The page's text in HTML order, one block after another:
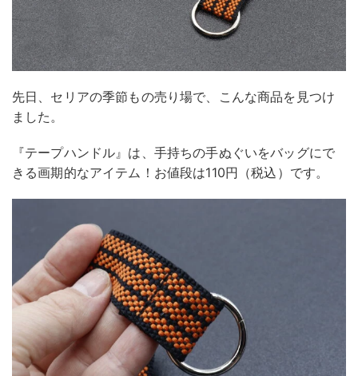
先日、セリアの季節もの売り場で、こんな商品を見つけ
ました。
『テープハンドル』は、手持ちの手ぬぐいをバッグにで
きる画期的なアイテム！お値段は110円（税込）です。